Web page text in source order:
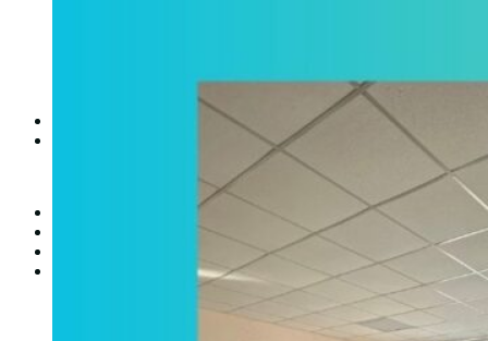
Центр дуальної освіти
Неформальна та інформальна освіта
Міжнародне співробітництво
Міжнародне співробітництво для викладачів
Міжнародне співробітництво для студентів
Угоди та договори
Кваліфікаційний центр МФК
Нормативно-правова база